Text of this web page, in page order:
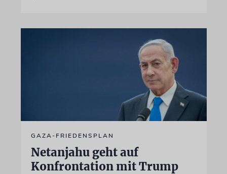
GAZA-FRIEDENSPLAN
Netanjahu geht auf
Konfrontation mit Trump